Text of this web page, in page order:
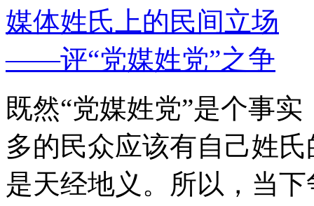
媒体姓氏上的民间立场
——评“党媒姓党”之争
既然“党媒姓党”是个事
多的民众应该有自己姓
是天经地义。所以，当